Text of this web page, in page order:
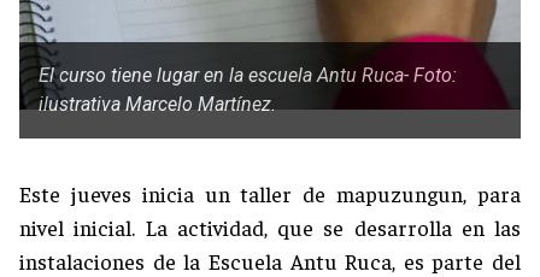
El curso tiene lugar en la escuela Antu Ruca- Foto:
ilustrativa Marcelo Martínez.
Este jueves inicia un taller de mapuzungun, para
nivel inicial. La actividad, que se desarrolla en las
instalaciones de la Escuela Antu Ruca, es parte del